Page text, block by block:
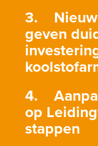
3.
geven
4.
op
stappen